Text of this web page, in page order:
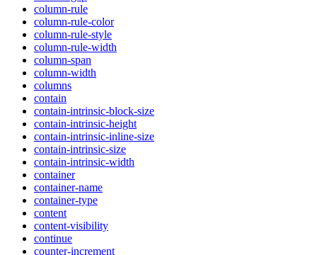
column-rule
column-rule-color
column-rule-style
column-rule-width
column-span
column-width
columns
contain
contain-intrinsic-block-size
contain-intrinsic-height
contain-intrinsic-inline-size
contain-intrinsic-size
contain-intrinsic-width
container
container-name
container-type
content
content-visibility
continue
counter-increment